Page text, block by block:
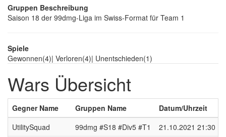
Gruppen Beschreibung
Saison 18 der 99dmg-Liga im Swiss-Format für Team 1
Spiele
Gewonnen(4)| Verloren(4)| Unentschieden(1)
Wars Übersicht
Gegner Name Gruppen Name Datum/Uhrzeit
UtilitySquad
99dmg #S18 #Div5 #T1 21.10.2021 21:30